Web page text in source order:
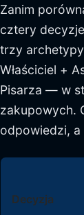
Zanim
cztery
trzy
Właściciel +
Pisarza — w
zakupowych.
odpowiedzi, a
Decyzja